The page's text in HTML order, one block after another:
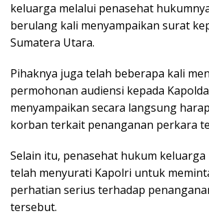
keluarga melalui penasehat
berulang kali menyampaikan surat
Sumatera Utara.
Pihaknya juga telah beberapa kali
permohonan audiensi kepada
menyampaikan secara langsung
korban terkait penanganan perkara
Selain itu, penasehat hukum
telah menyurati Kapolri untuk
perhatian serius terhadap
tersebut.